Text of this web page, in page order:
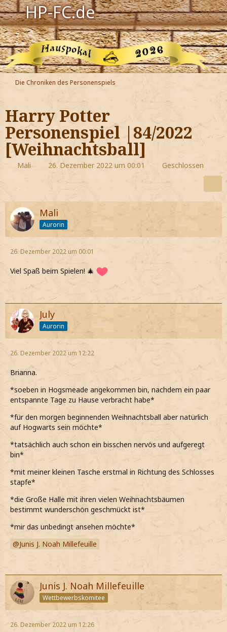
HP-FC.de
Navigation
Harry Potter
Der HP-FC
Hogwarts
Zauberwelt
Willkommen
Jetzt Fanclub-Mitglied werden!
Die Chroniken des Personenspiels
Harry Potter
Personenspiel |84/2022
[Weihnachtsball]
Mali 26. Dezember 2022 um 00:01 Geschlossen
Mali
Aurorin
26. Dezember 2022 um 00:01
Viel Spaß beim Spielen! 🎄
July
Aurorin
26. Dezember 2022 um 12:22
Brianna.
*soeben in Hogsmeade angekommen bin, nachdem ein paar
entspannte Tage zu Hause verbracht habe*
*für den morgen beginnenden Weihnachtsball aber natürlich
auf Hogwarts sein möchte*
*tatsächlich auch schon ein bisschen nervös und aufgeregt
bin*
*mit meiner kleinen Tasche erstmal in Richtung des Schlosses
stapfe*
*die Große Halle mit ihren vielen Weihnachtsbäumen
bestimmt wunderschön geschmückt ist*
*mir das unbedingt ansehen möchte*
Junis J. Noah Millefeuille
Junis J. Noah Millefeuille
Wettbewerbskomitee
26. Dezember 2022 um 12:26